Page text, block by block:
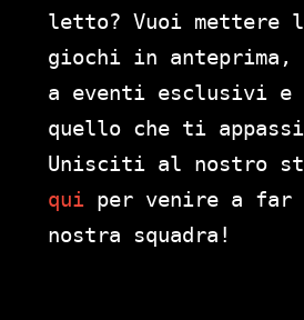
letto? Vuoi mettere
giochi in anteprima,
a eventi esclusivi e
quello che ti
Unisciti al nostro
qui per venire a far
nostra squadra!